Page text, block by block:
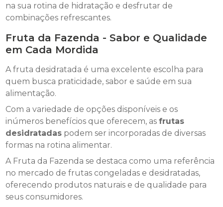
na sua rotina de hidratação e desfrutar de
combinações refrescantes.
Fruta da Fazenda - Sabor e Qualidade
em Cada Mordida
A fruta desidratada é uma excelente escolha para
quem busca praticidade, sabor e saúde em sua
alimentação.
Com a variedade de opções disponíveis e os
inúmeros benefícios que oferecem, asfrutas
desidratadas podem ser incorporadas de diversas
formas na rotina alimentar.
A Fruta da Fazenda se destaca como uma referência
no mercado de frutas congeladas e desidratadas,
oferecendo produtos naturais e de qualidade para
seus consumidores.